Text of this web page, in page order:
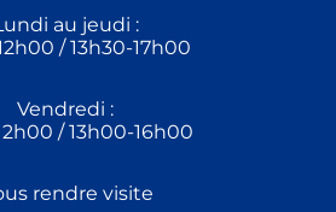
au jeudi :
/ 13h30-17h00
Vendredi :
/ 13h00-16h00
rendre visite